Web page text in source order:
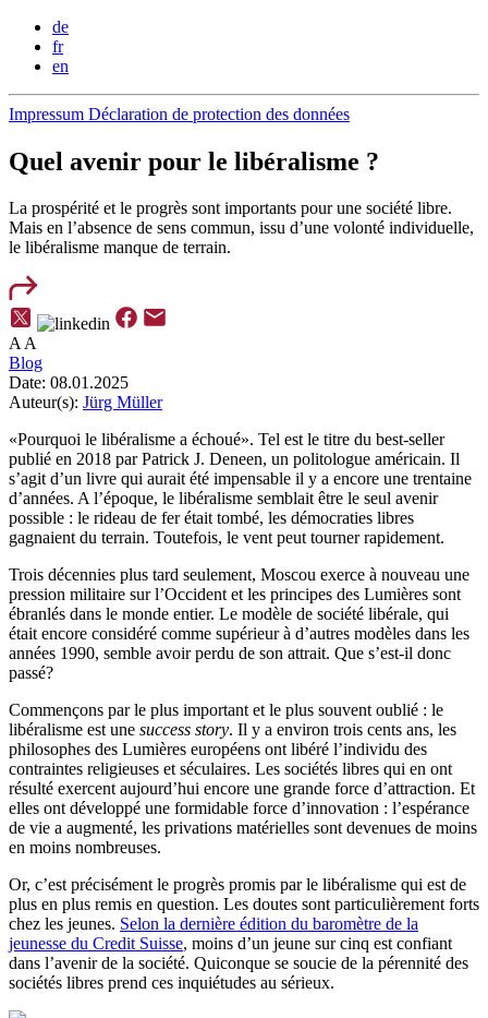
de
fr
en
Impressum Déclaration de protection des données
Quel avenir pour le libéralisme ?
La prospérité et le progrès sont importants pour une société libre.
Mais en l’absence de sens commun, issu d’une volonté individuelle,
le libéralisme manque de terrain.
A A
Blog
Date: 08.01.2025
Auteur(s): Jürg Müller
«Pourquoi le libéralisme a échoué». Tel est le titre du best-seller
publié en 2018 par Patrick J. Deneen, un politologue américain. Il
s’agit d’un livre qui aurait été impensable il y a encore une trentaine
d’années. A l’époque, le libéralisme semblait être le seul avenir
possible : le rideau de fer était tombé, les démocraties libres
gagnaient du terrain. Toutefois, le vent peut tourner rapidement.
Trois décennies plus tard seulement, Moscou exerce à nouveau une
pression militaire sur l’Occident et les principes des Lumières sont
ébranlés dans le monde entier. Le modèle de société libérale, qui
était encore considéré comme supérieur à d’autres modèles dans les
années 1990, semble avoir perdu de son attrait. Que s’est-il donc
passé?
Commençons par le plus important et le plus souvent oublié : le
libéralisme est une success story. Il y a environ trois cents ans, les
philosophes des Lumières européens ont libéré l’individu des
contraintes religieuses et séculaires. Les sociétés libres qui en ont
résulté exercent aujourd’hui encore une grande force d’attraction. Et
elles ont développé une formidable force d’innovation : l’espérance
de vie a augmenté, les privations matérielles sont devenues de moins
en moins nombreuses.
Or, c’est précisément le progrès promis par le libéralisme qui est de
plus en plus remis en question. Les doutes sont particulièrement forts
chez les jeunes. Selon la dernière édition du baromètre de la
jeunesse du Credit Suisse, moins d’un jeune sur cinq est confiant
dans l’avenir de la société. Quiconque se soucie de la pérennité des
sociétés libres prend ces inquiétudes au sérieux.